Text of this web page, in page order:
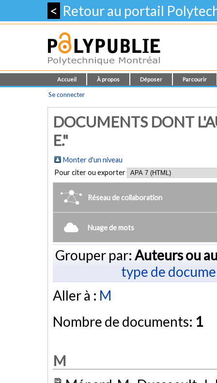
< Retour au portail
Accueil À propos Déposer Parcourir
Se connecter
DOCUMENTS DONT
E."
Monter d'un niveau
Pour citer ou exporter
Réseau de collaboration
Nuage de mots
Grouper par: Auteurs ou
type de
Aller à : M
Nombre de documents: 1
M